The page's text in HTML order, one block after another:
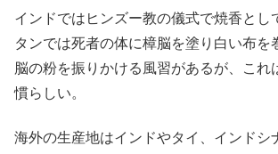
インドではヒンズー教の儀式で焼香とし
タンでは死者の体に樟脳を塗り白い布を
脳の粉を振りかける風習があるが、これ
慣らしい。
海外の生産地はインドやタイ、インドシ